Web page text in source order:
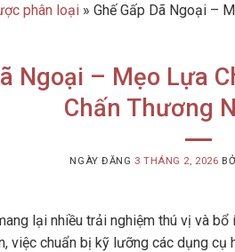
phân loại » Ghế Gấp Dã Ngoại –
Ngoại – Mẹo Lựa
Chấn Thương
NGÀY ĐĂNG 3 THÁNG 2, 2026
lại nhiều trải nghiệm thú vị và
việc chuẩn bị kỹ lưỡng các dụng